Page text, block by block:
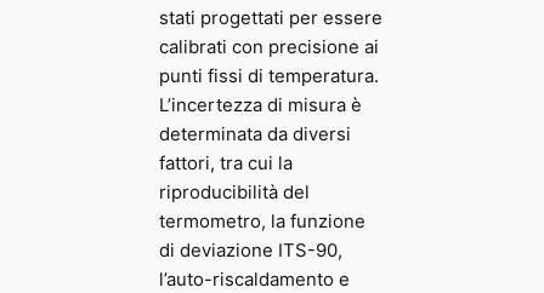
stati progettati per essere
calibrati con precisione ai
punti fissi di temperatura.
L’incertezza di misura è
determinata da diversi
fattori, tra cui la
riproducibilità del
termometro, la funzione
di deviazione ITS-90,
l’auto-riscaldamento e